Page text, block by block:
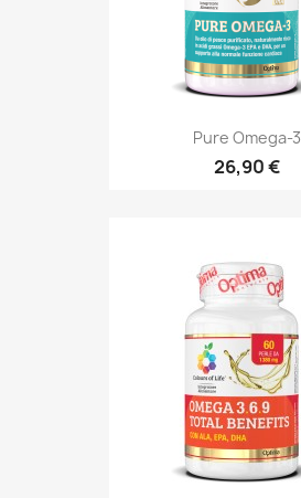
Pure Omega-3
26,90 €